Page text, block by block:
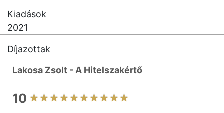
Kiadások
2021
Díjazottak
Lakosa Zsolt - A Hitelszakértő
10